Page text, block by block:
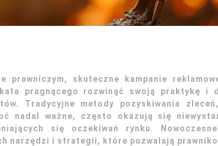
prawniczym, skuteczne kampanie
pragnącego rozwinąć swoją praktykę i
Tradycyjne metody pozyskiwania
nadal ważne, często okazują się
się oczekiwań rynku. Nowoczesne
narzędzi i strategii, które pozwalają